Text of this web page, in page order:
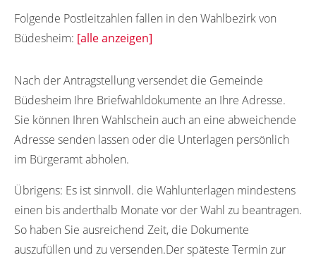
Folgende Postleitzahlen fallen in den Wahlbezirk von
Büdesheim: [alle anzeigen]
Nach der Antragstellung versendet die Gemeinde
Büdesheim Ihre Briefwahldokumente an Ihre Adresse.
Sie können Ihren Wahlschein auch an eine abweichende
Adresse senden lassen oder die Unterlagen persönlich
im Bürgeramt abholen.
Übrigens: Es ist sinnvoll. die Wahlunterlagen mindestens
einen bis anderthalb Monate vor der Wahl zu beantragen.
So haben Sie ausreichend Zeit, die Dokumente
auszufüllen und zu versenden.Der späteste Termin zur